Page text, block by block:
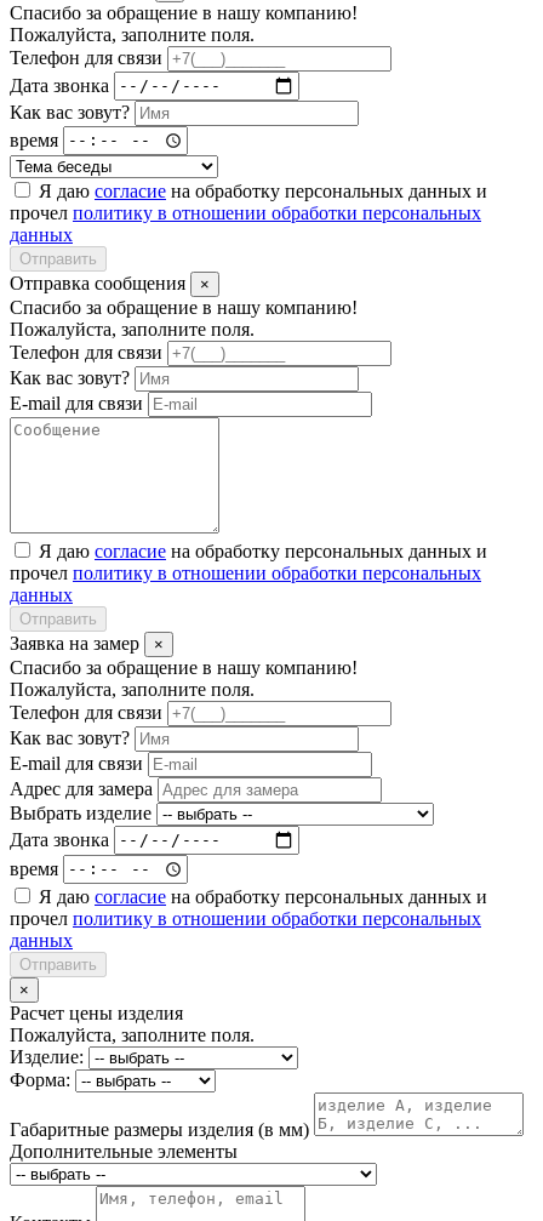
Спасибо за обращение в нашу компанию!
Пожалуйста, заполните поля.
Телефон для связи
Дата звонка
Как вас зовут?
время
Я даю согласие на обработку персональных данных и
прочел политику в отношении обработки персональных
данных
Отправить
Отправка сообщения ×
Спасибо за обращение в нашу компанию!
Пожалуйста, заполните поля.
Телефон для связи
Как вас зовут?
E-mail для связи
Я даю согласие на обработку персональных данных и
прочел политику в отношении обработки персональных
данных
Отправить
Заявка на замер ×
Спасибо за обращение в нашу компанию!
Пожалуйста, заполните поля.
Телефон для связи
Как вас зовут?
E-mail для связи
Адрес для замера
Выбрать изделие
Дата звонка
время
Я даю согласие на обработку персональных данных и
прочел политику в отношении обработки персональных
данных
Отправить
×
Расчет цены изделия
Пожалуйста, заполните поля.
Изделие:
Форма:
Габаритные размеры изделия (в мм)
Дополнительные элементы